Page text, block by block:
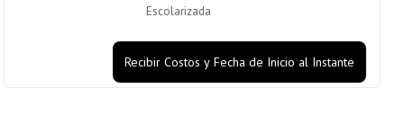
Escolarizada
Recibir Costos y Fecha de Inicio al Instante